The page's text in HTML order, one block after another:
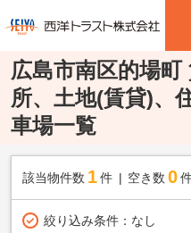
広島市南区的場
所、土地(賃貸)、
車場一覧
該当物件数 1件 空き数 0
絞り込み条件： なし